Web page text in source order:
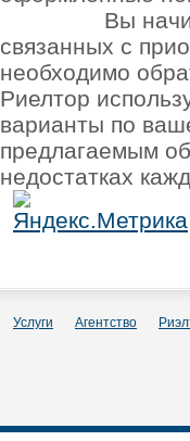
Вы
связанных с
необходимо
Риелтор
варианты по
предлагаемым
недостатках
Услуги Агентство